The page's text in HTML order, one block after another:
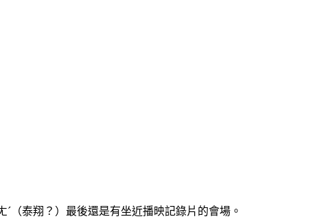
（泰翔？）最後還是有坐近播映記錄片的會場。